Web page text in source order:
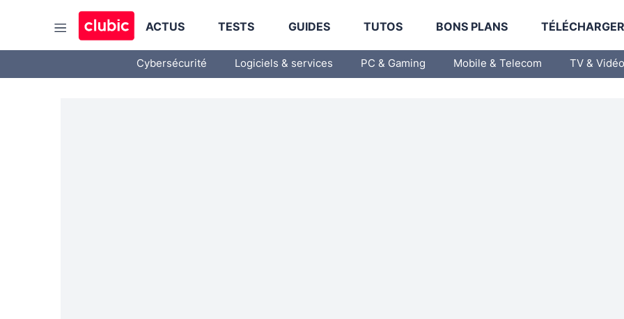
ACTUS TESTS GUIDES TUTOS BONS PLANS
Cybersécurité Logiciels & services PC & Gaming Mobile & Telecom TV & Vidéo